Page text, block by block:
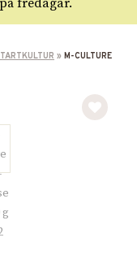
fredagar.
» M-CULTURE